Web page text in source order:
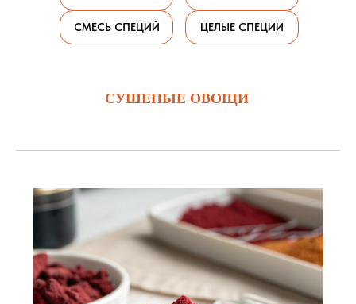
СУШЕНЫЕ ОВОЩИ
СМЕСЬ СПЕЦИЙ ЦЕЛЫЕ СПЕЦИИ
— это синтетический краситель, который используется в
пищевой, косметической и фармацевтической промышленности. Он придает
продуктам яркий красный или розовый цвет. Это один из наиболее известных
искусственных красителей, получаемых химическим путем, который
используется для придания яркого цвета различным продуктам.
Основные характеристики и свойства кармуазина:
Кармуазин придает продуктам оттенки от ярко-красного до розового. Его